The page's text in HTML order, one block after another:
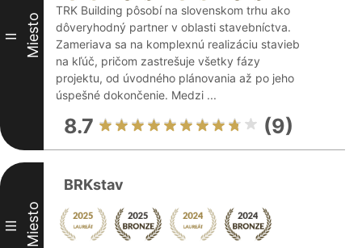
II Miesto
TRK Building pôsobí na slovenskom trhu ako
dôveryhodný partner v oblasti stavebníctva.
Zameriava sa na komplexnú realizáciu stavieb
na kľúč, pričom zastrešuje všetky fázy
projektu, od úvodného plánovania až po jeho
úspešné dokončenie. Medzi ...
8.7 (9)
III Miesto
BRKstav